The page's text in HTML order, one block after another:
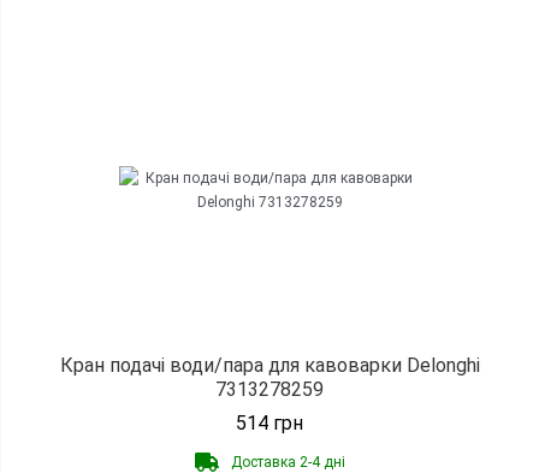
Кран подачі води/пара для кавоварки Delonghi
7313278259
514 грн
Доставка 2-4 дні